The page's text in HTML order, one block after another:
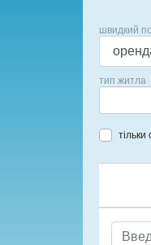
швидкий
тип житла